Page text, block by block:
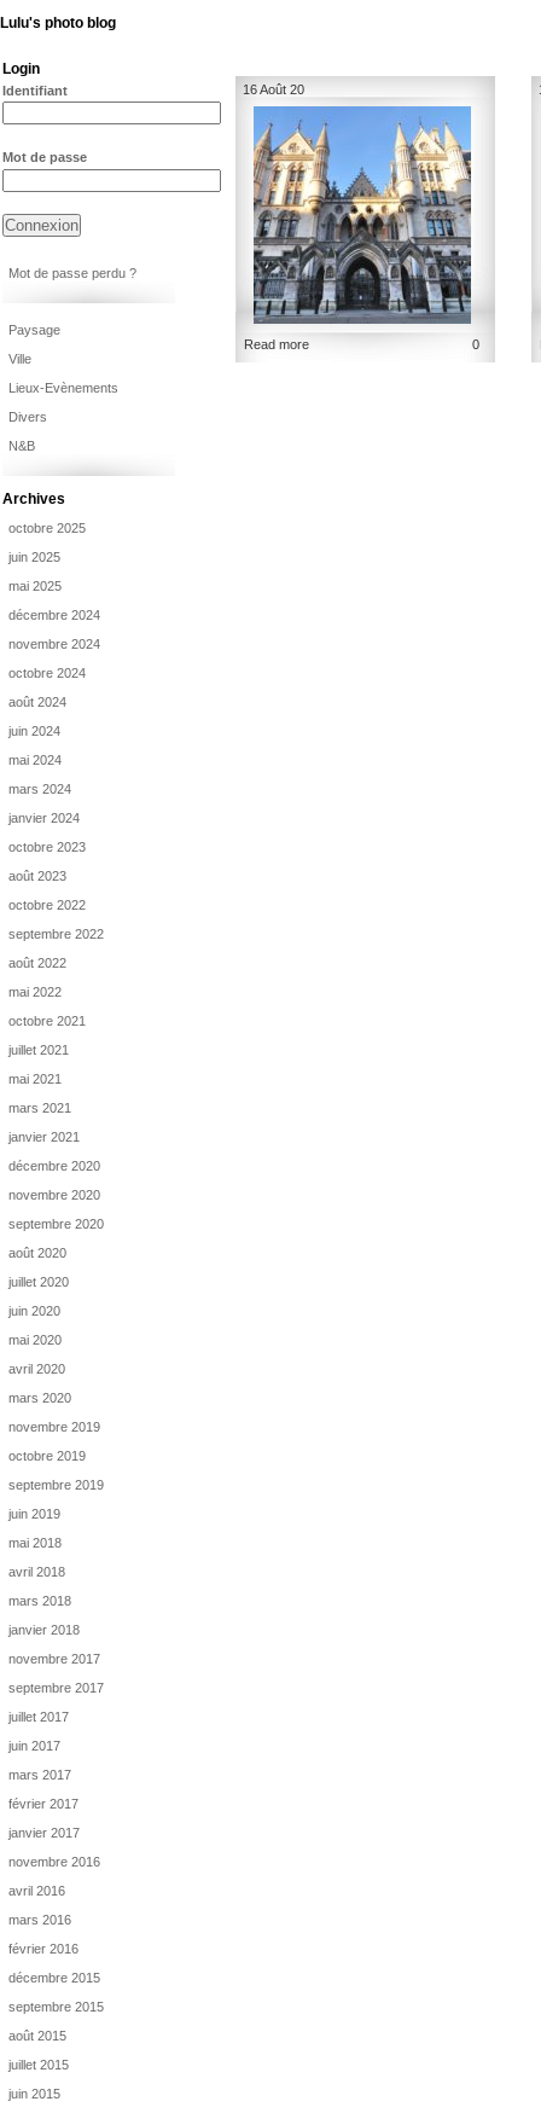
Lulu's photo blog
16 Août 20
Read more 0
Login
Identifiant
Mot de passe
Mot de passe perdu ?
Paysage
Ville
Lieux-Evènements
Divers
N&B
Archives
octobre 2025
juin 2025
mai 2025
décembre 2024
novembre 2024
octobre 2024
août 2024
juin 2024
mai 2024
mars 2024
janvier 2024
octobre 2023
août 2023
octobre 2022
septembre 2022
août 2022
mai 2022
octobre 2021
juillet 2021
mai 2021
mars 2021
janvier 2021
décembre 2020
novembre 2020
septembre 2020
août 2020
juillet 2020
juin 2020
mai 2020
avril 2020
mars 2020
novembre 2019
octobre 2019
septembre 2019
juin 2019
mai 2018
avril 2018
mars 2018
janvier 2018
novembre 2017
septembre 2017
juillet 2017
juin 2017
mars 2017
février 2017
janvier 2017
novembre 2016
avril 2016
mars 2016
février 2016
décembre 2015
septembre 2015
août 2015
juillet 2015
juin 2015